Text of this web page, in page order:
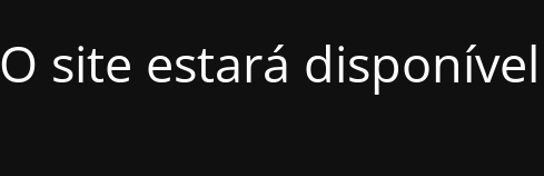
O site estará